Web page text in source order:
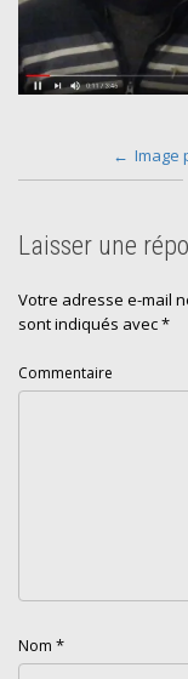
Image
Laisser une
Votre adresse e-mail
sont indiqués avec*
Commentaire
Nom *